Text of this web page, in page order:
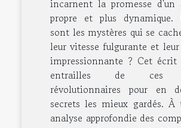
incarnent la promesse d'un
propre et plus dynamique.
sont les mystères qui se
leur vitesse fulgurante et
impressionnante ? Cet écrit
entrailles de ces
révolutionnaires pour en
secrets les mieux gardés. À
analyse approfondie des